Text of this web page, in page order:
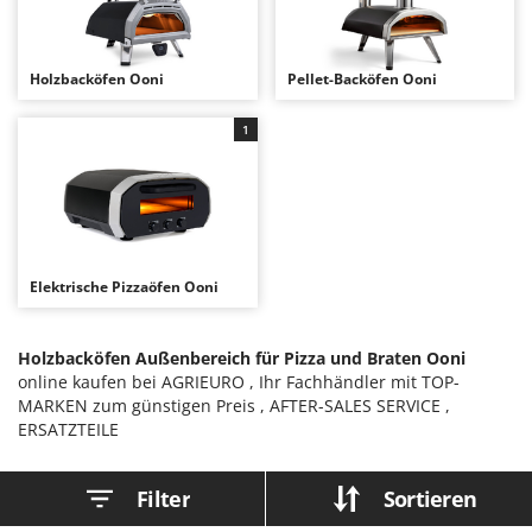
Astscheren
Atemschutzgeräte
Aufroller für Olivennetze
Aufschnittmaschinen
Äxte - Beile und Spalthammer
Baum- und Astscheren - manuell
Baumscheren - pneumatisch
Baumstumpffräsen
Bindezangen - elektrisch
Bodenfräsen für Traktor
Ambrogio Robot
Annovi Reverberi
ANTHBOT
Ardes
Argo
Ausonia
Awelco
B
Baesso
Bahco
Holzbacköfen Ooni Pellet-Backöfen Ooni
Elektrische Pizzaöfen Ooni
1
Holzbacköfen Außenbereich für Pizza und Braten Ooni
online kaufen bei AGRIEURO , Ihr Fachhändler mit TOP-
MARKEN zum günstigen Preis , AFTER-SALES SERVICE ,
ERSATZTEILE
Filter Sortieren